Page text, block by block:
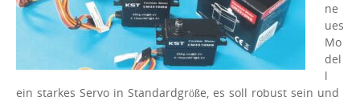
ne
ues
Mo
del
l
ein starkes Servo in Standardgröße, es soll robust sein und